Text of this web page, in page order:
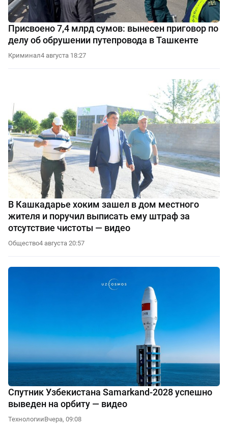
Присвоено 7,4 млрд сумов: вынесен приговор по
делу об обрушении путепровода в Ташкенте
Криминал4 августа 18:27
В Кашкадарье хоким зашел в дом местного
жителя и поручил выписать ему штраф за
отсутствие чистоты — видео
Общество4 августа 20:57
Спутник Узбекистана Samarkand-2028 успешно
выведен на орбиту — видео
ТехнологииВчера, 09:08